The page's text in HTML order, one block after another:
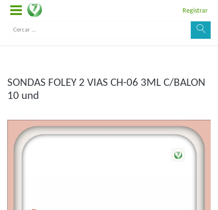
Registrar
SONDAS FOLEY 2 VIAS CH-06 3ML C/BALON
10 und